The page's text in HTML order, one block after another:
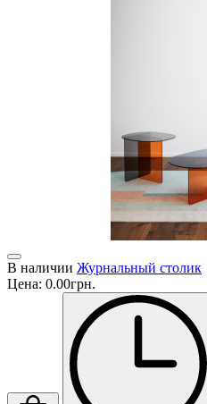
В наличии Журнальный столик
Цена: 0.00грн.